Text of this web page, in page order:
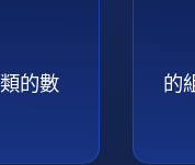
的數
的